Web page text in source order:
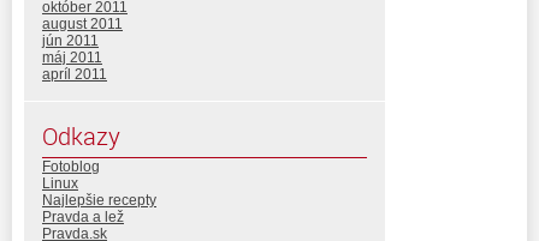
október 2011
august 2011
jún 2011
máj 2011
apríl 2011
Odkazy
Fotoblog
Linux
Najlepšie recepty
Pravda a lež
Pravda.sk